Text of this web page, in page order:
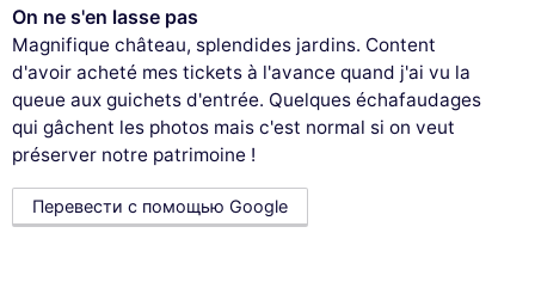
On ne s'en lasse pas
Magnifique château, splendides jardins. Content
d'avoir acheté mes tickets à l'avance quand j'ai vu la
queue aux guichets d'entrée. Quelques échafaudages
qui gâchent les photos mais c'est normal si on veut
préserver notre patrimoine !
Перевести с помощью Google